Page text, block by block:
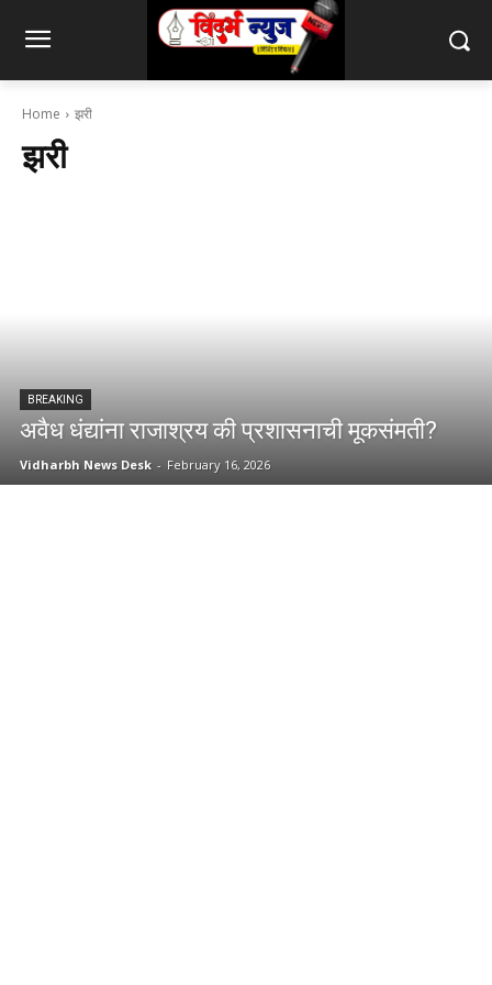
Home झरी
झरी
BREAKING
अवैध धंद्यांना राजाश्रय की प्रशासनाची मूकसंमती?
Vidharbh News Desk - February 16, 2026